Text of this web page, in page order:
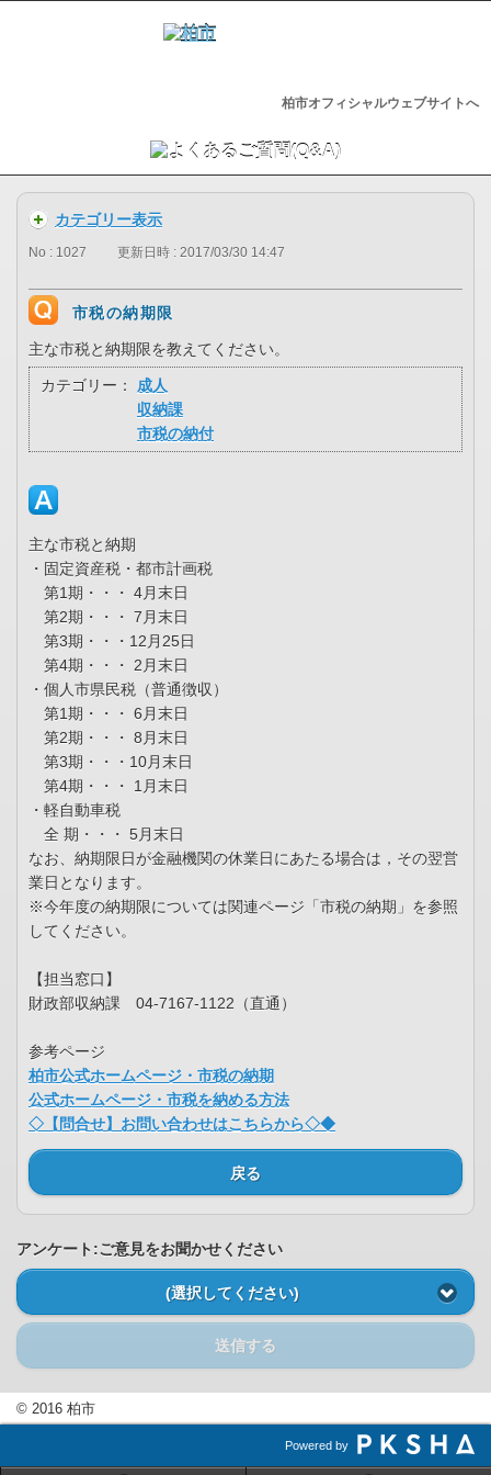
柏市オフィシャルウェブサイトへ
カテゴリー表示
No : 1027 更新日時 : 2017/03/30 14:47
市税の納期限
主な市税と納期限を教えてください。
カテゴリー：
成人
収納課
市税の納付
主な市税と納期
・固定資産税・都市計画税
第1期・・・ 4月末日
第2期・・・ 7月末日
第3期・・・12月25日
第4期・・・ 2月末日
・個人市県民税（普通徴収）
第1期・・・ 6月末日
第2期・・・ 8月末日
第3期・・・10月末日
第4期・・・ 1月末日
・軽自動車税
全 期・・・ 5月末日
なお、納期限日が金融機関の休業日にあたる場合は，その翌営
業日となります。
※今年度の納期限については関連ページ「市税の納期」を参照
してください。
【担当窓口】
財政部収納課 04-7167-1122（直通）
参考ページ
柏市公式ホームページ・市税の納期
公式ホームページ・市税を納める方法
◇【問合せ】お問い合わせはこちらから◇◆
戻る
アンケート:ご意見をお聞かせください
(選択してください)
送信する
© 2016 柏市
Powered by